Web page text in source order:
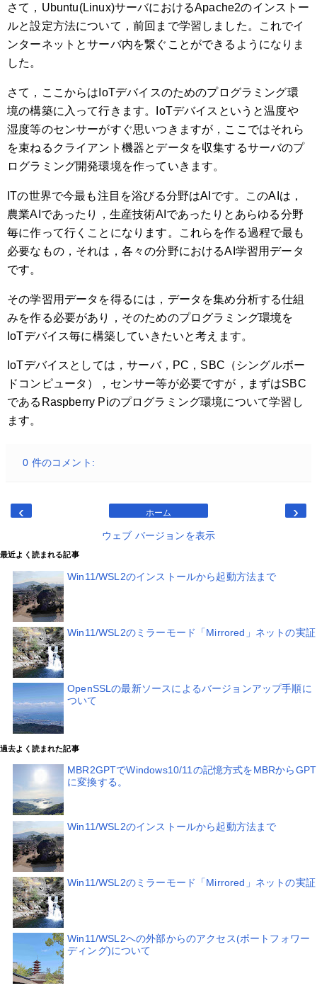
さて，Ubuntu(Linux)サーバにおけるApache2のインストー
ルと設定方法について，前回まで学習しました。これでイ
ンターネットとサーバ内を繋ぐことができるようになりま
した。
さて，ここからはIoTデバイスのためのプログラミング環
境の構築に入って行きます。IoTデバイスというと温度や
湿度等のセンサーがすぐ思いつきますが，ここではそれら
を束ねるクライアント機器とデータを収集するサーバのプ
ログラミング開発環境を作っていきます。
ITの世界で今最も注目を浴びる分野はAIです。このAIは，
農業AIであったり，生産技術AIであったりとあらゆる分野
毎に作って行くことになります。これらを作る過程で最も
必要なもの，それは，各々の分野におけるAI学習用データ
です。
その学習用データを得るには，データを集め分析する仕組
みを作る必要があり，そのためのプログラミング環境を
IoTデバイス毎に構築していきたいと考えます。
IoTデバイスとしては，サーバ，PC，SBC（シングルボー
ドコンピュータ），センサー等が必要ですが，まずはSBC
であるRaspberry Piのプログラミング環境について学習し
ます。
0 件のコメント:
‹ ›
ホーム
ウェブ バージョンを表示
最近よく読まれる記事
Win11/WSL2のインストールから起動方法まで
Win11/WSL2のミラーモード「Mirrored」ネットの実証
OpenSSLの最新ソースによるバージョンアップ手順に
ついて
過去よく読まれた記事
MBR2GPTでWindows10/11の記憶方式をMBRからGPT
に変換する。
Win11/WSL2のインストールから起動方法まで
Win11/WSL2のミラーモード「Mirrored」ネットの実証
Win11/WSL2への外部からのアクセス(ポートフォワー
ディング)について